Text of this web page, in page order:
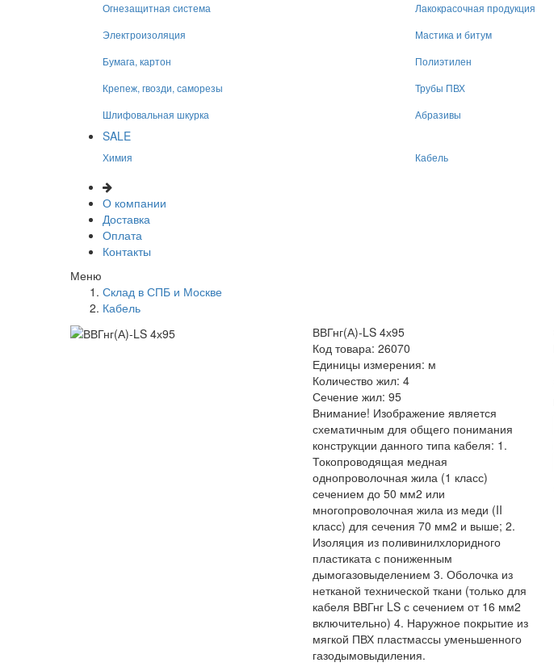
Огнезащитная система Лакокрасочная продукция
Электроизоляция
Мастика и битум
Бумага, картон
Полиэтилен
Крепеж, гвозди, саморезы
Трубы ПВХ
Шлифовальная шкурка
Абразивы
SALE
Химия Кабель
О компании
Доставка
Оплата
Контакты
Меню
Склад в СПБ и Москве
Кабель
ВВГнг(А)-LS 4х95
Код товара: 26070
Единицы измерения: м
Количество жил: 4
Сечение жил: 95
Внимание! Изображение является
схематичным для общего понимания
конструкции данного типа кабеля: 1.
Токопроводящая медная
однопроволочная жила (1 класс)
сечением до 50 мм2 или
многопроволочная жила из меди (II
класс) для сечения 70 мм2 и выше; 2.
Изоляция из поливинилхлоридного
пластиката с пониженным
дымогазовыделением 3. Оболочка из
нетканой технической ткани (только для
кабеля ВВГнг LS с сечением от 16 мм2
включительно) 4. Наружное покрытие из
мягкой ПВХ пластмассы уменьшенного
газодымовыдиления.